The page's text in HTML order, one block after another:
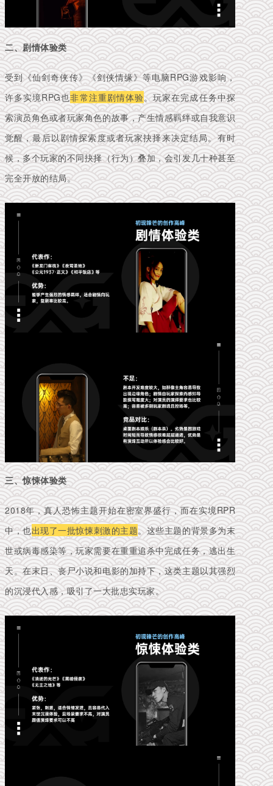
二、剧情体验类
受到《仙剑奇侠传》《剑侠情缘》等电脑RPG游戏影响，
许多实境RPG也非常注重剧情体验。玩家在完成任务中探
索演员角色或者玩家角色的故事，产生情感羁绊或自我意识
觉醒，最后以剧情探索度或者玩家抉择来决定结局。有时
候，多个玩家的不同抉择（行为）叠加，会引发几十种甚至
完全开放的结局。
三、惊悚体验类
2018年，真人恐怖主题开始在密室界盛行，而在实境RPR
中，也出现了一批惊悚刺激的主题。这些主题的背景多为末
世或病毒感染等，玩家需要在重重追杀中完成任务，逃出生
天。在末日、丧尸小说和电影的加持下，这类主题以其强烈
的沉浸代入感，吸引了一大批忠实玩家。